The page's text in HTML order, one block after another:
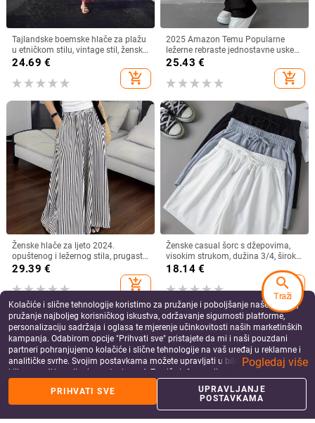
Tajlandske boemske hlače za plažu
u etničkom stilu, vintage stil, ženske
hlače visokog struka i širokih
nogavica, ležerne hlače protiv
komaraca
24.69 €
add_shopping_cart
2025 Amazon Temu Popularne
ležerne rebraste jednostavne uske
tajice čiste boje visokog struka
25.43 €
add_shopping_cart
Ženske hlače za ljeto 2024.
opuštenog i ležernog stila, prugaste
elastične struke, široke hlače do
poda koje čine da noge izgledaju
duže
29.39 €
add_shopping_cart
Ženske casual šorc s džepovima,
visokim strukom, dužina 3/4, široki
kroj, smjesa poliestera-spandeksa
18.14€
add_shopping_cart
Kolačiće i slične tehnologije koristimo za pružanje i poboljšanje naše Usluge,
pružanje najboljeg korisničkog iskustva, održavanje sigurnosti platforme,
personalizaciju sadržaja i oglasa te mjerenje učinkovitosti naših marketinških
kampanja. Odabirom opcije "Prihvati sve" pristajete da mi i naši pouzdani
partneri pohranjujemo kolačiće i slične tehnologije na vaš uređaj u reklamne i
analitičke svrhe. Svojim postavkama možete upravljati u bilo kojem trenutku
klikom na "Upravljanje postavkama". Za više informacija pogledajte našu
Pogledaj više
PRIHVATI SVE
UPRAVLJANJE
POSTAVKAMA
search
Traži